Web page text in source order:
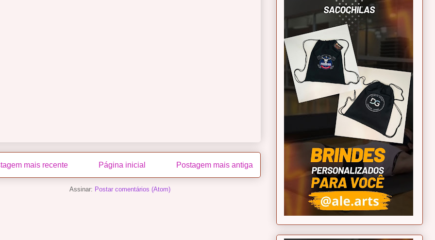
mais recente Postagem mais antiga
Página inicial
Assinar: Postar comentários (Atom)